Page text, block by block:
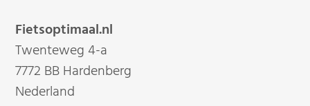
Fietsoptimaal.nl
Twenteweg 4-a
7772 BB Hardenberg
Nederland